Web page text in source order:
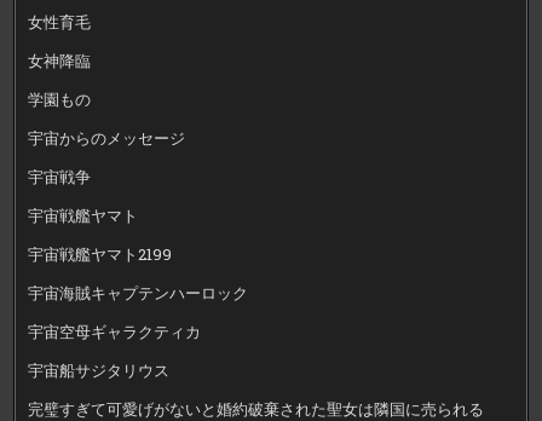
女性育毛
女神降臨
学園もの
宇宙からのメッセージ
宇宙戦争
宇宙戦艦ヤマト
宇宙戦艦ヤマト2199
宇宙海賊キャプテンハーロック
宇宙空母ギャラクティカ
宇宙船サジタリウス
完璧すぎて可愛げがないと婚約破棄された聖女は隣国に売られる